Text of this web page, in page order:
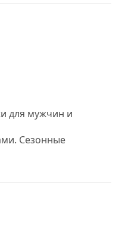
для мужчин и
Сезонные